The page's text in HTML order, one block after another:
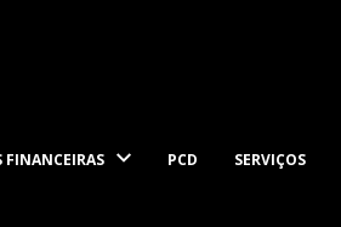
FINANCEIRAS PCD SERVIÇOS